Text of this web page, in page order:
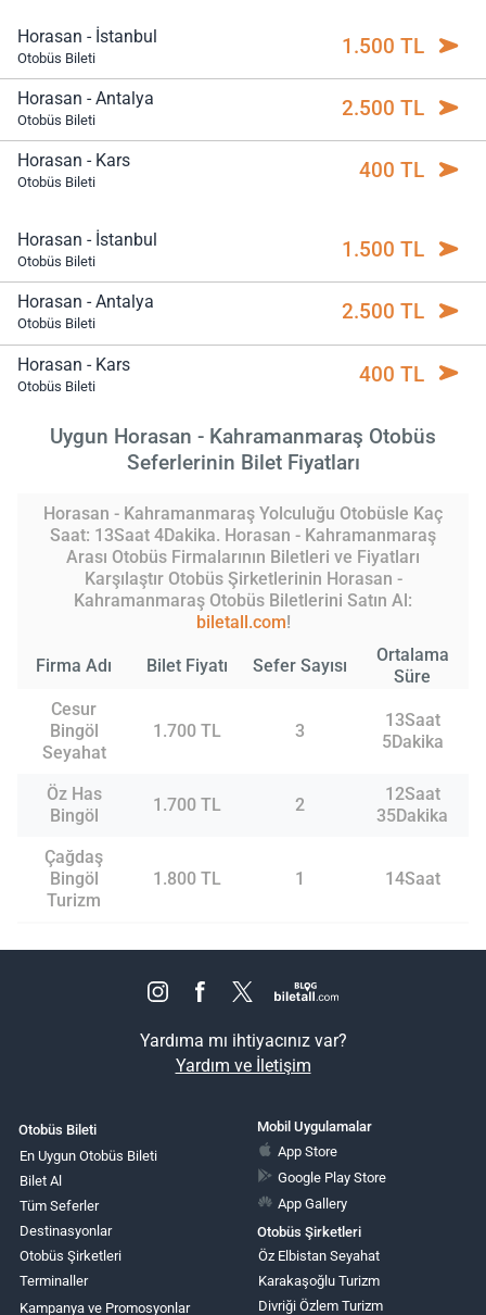
Horasan - İstanbul
Otobüs Bileti 1.500 TL
Horasan - Antalya
Otobüs Bileti 2.500 TL
Horasan - Kars
Otobüs Bileti 400 TL
Horasan - İstanbul
Otobüs Bileti 1.500 TL
Horasan - Antalya
Otobüs Bileti 2.500 TL
Horasan - Kars
Otobüs Bileti 400 TL
Uygun Horasan - Kahramanmaraş Otobüs
Seferlerinin Bilet Fiyatları
Horasan - Kahramanmaraş Yolculuğu Otobüsle Kaç
Saat: 13Saat 4Dakika. Horasan - Kahramanmaraş
Arası Otobüs Firmalarının Biletleri ve Fiyatları
Karşılaştır Otobüs Şirketlerinin Horasan -
Kahramanmaraş Otobüs Biletlerini Satın Al:
biletall.com!
Firma Adı Bilet Fiyatı Sefer Sayısı
Ortalama
Süre
Cesur
Bingöl
Seyahat
1.700 TL 3
13Saat
5Dakika
Öz Has
Bingöl
1.700 TL 2
12Saat
35Dakika
Çağdaş
Bingöl
Turizm
1.800 TL 1 14Saat
Yardıma mı ihtiyacınız var?
Yardım ve İletişim
Otobüs Bileti
En Uygun Otobüs Bileti
Bilet Al
Tüm Seferler
Destinasyonlar
Otobüs Şirketleri
Terminaller
Kampanya ve Promosyonlar
Mobil Uygulamalar
App Store
Google Play Store
App Gallery
Otobüs Şirketleri
Öz Elbistan Seyahat
Karakaşoğlu Turizm
Divriği Özlem Turizm